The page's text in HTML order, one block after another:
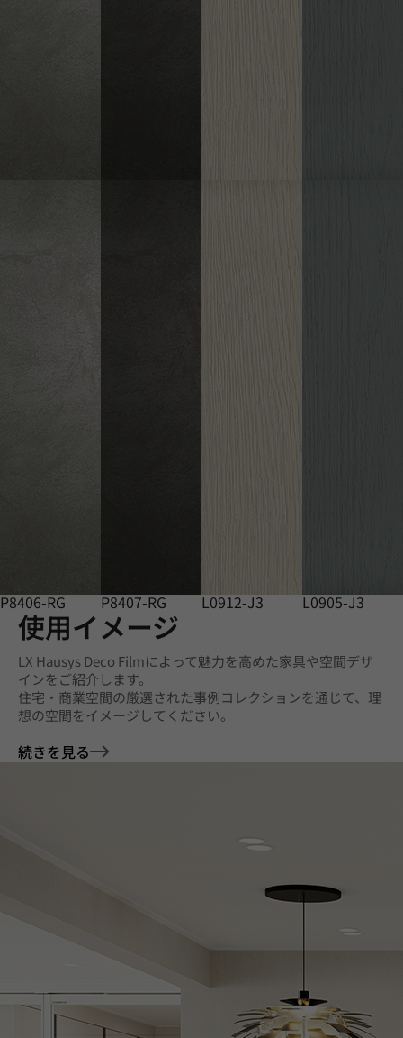
P8406-RG P8407-RG L0912-J3 L0905-J3
使用イメージ
LX Hausys Deco Filmによって魅力を高めた家具や空間デザ
インをご紹介します。
住宅・商業空間の厳選された事例コレクションを通じて、理
想の空間をイメージしてください。
続きを見る